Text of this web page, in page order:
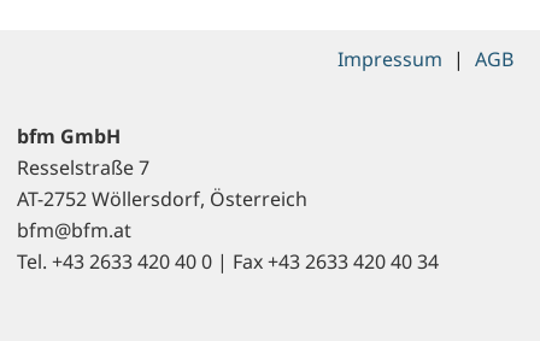
bfm GmbH
Resselstraße 7
AT-2752 Wöllersdorf, Österreich
bfm@bfm.at
Tel. +43 2633 420 40 0 | Fax +43 2633 420 40 34
Impressum | AGB